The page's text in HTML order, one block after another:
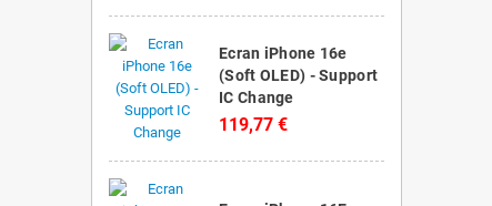
Ecran iPhone 16e
(Soft OLED) - Support
IC Change
119,77 €